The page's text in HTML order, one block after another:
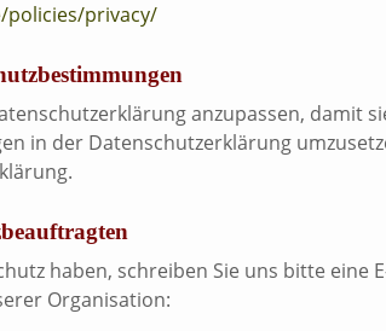
privacy/
anzupassen,
in der Datenschutzerklärung
haben, schreiben Sie uns bitte
Organisation: